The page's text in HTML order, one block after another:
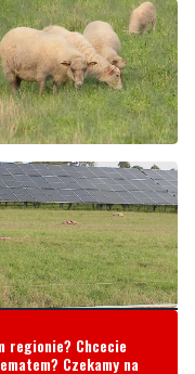
regionie? Chcecie
Czekamy na
się z naszą
pod numerem